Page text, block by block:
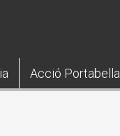
Acció Portabella